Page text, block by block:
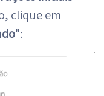
clique em
: